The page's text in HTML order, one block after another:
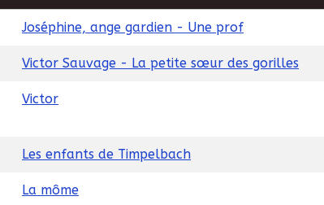
Joséphine, ange gardien - Une prof
Victor Sauvage - La petite sœur des gorilles
Victor
Les enfants de Timpelbach
La môme